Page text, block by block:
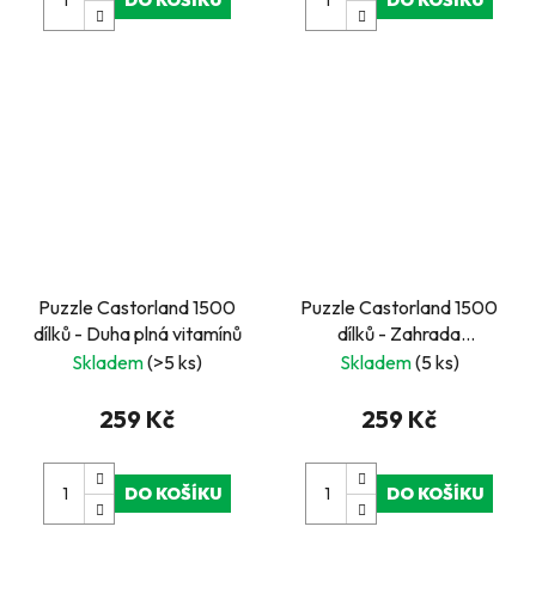
Puzzle Castorland 1500
dílků - Duha plná vitamínů
Skladem(>5 ks)
259 Kč
DO KOŠÍKU
Puzzle Castorland 1500
dílků - Zahrada
jednorožců
Skladem(5 ks)
259 Kč
DO KOŠÍKU